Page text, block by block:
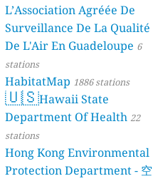
stations
L’Association Agréée De
Surveillance De La Qualité
De L'Air En Guadeloupe 6
stations
HabitatMap 1886 stations
🇺🇸Hawaii State
Department Of Health 22
stations
Hong Kong Environmental
Protection Department - 空